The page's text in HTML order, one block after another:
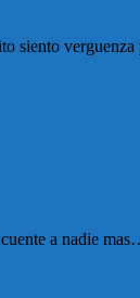
siento
a nadie